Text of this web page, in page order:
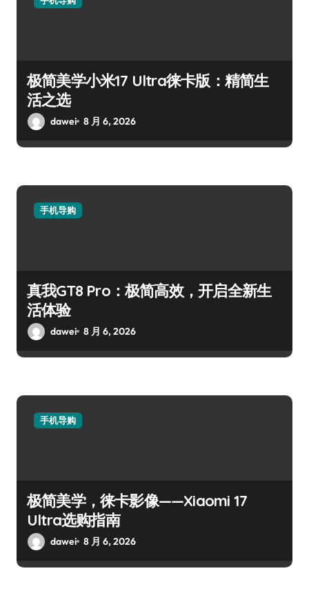
极简美学小米17 Ultra徕卡版：精简生
活之选
dawei 8 月 6, 2026
手机导购
真我GT8 Pro：极简高效，开启全新生
活体验
dawei 8 月 6, 2026
手机导购
极简美学，徕卡影像——Xiaomi 17
Ultra选购指南
dawei 8 月 6, 2026